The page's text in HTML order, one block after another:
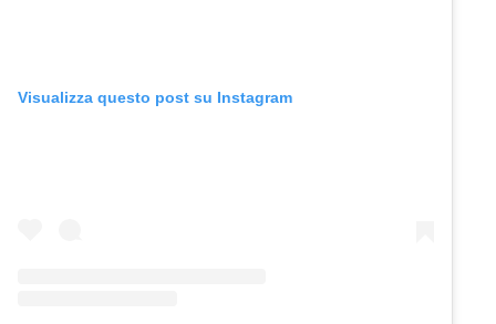
Visualizza questo post su Instagram